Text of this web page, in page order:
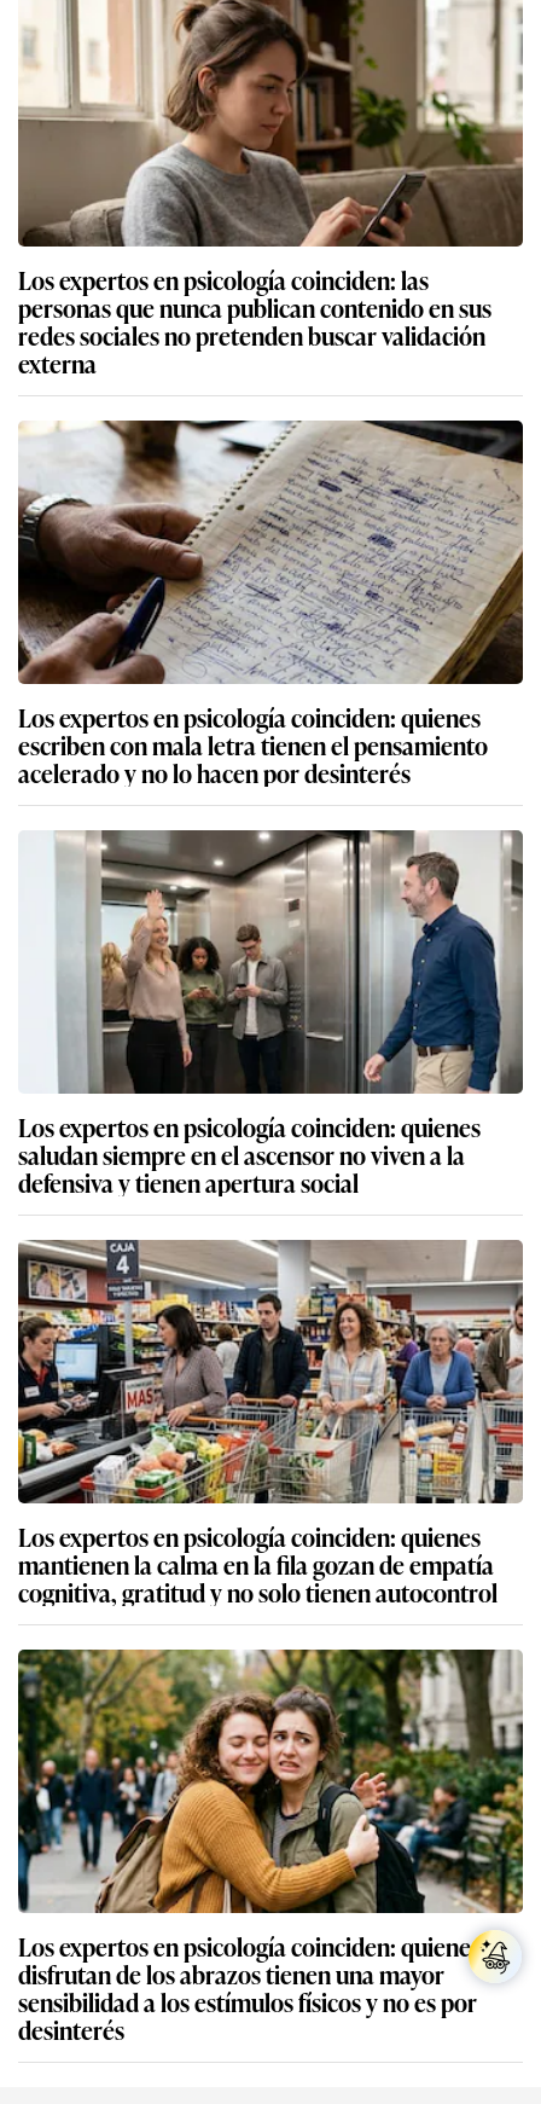
Los expertos en psicología coinciden: las
personas que nunca publican contenido en sus
redes sociales no pretenden buscar validación
externa
Los expertos en psicología coinciden: quienes
escriben con mala letra tienen el pensamiento
acelerado y no lo hacen por desinterés
Los expertos en psicología coinciden: quienes
saludan siempre en el ascensor no viven a la
defensiva y tienen apertura social
Los expertos en psicología coinciden: quienes
mantienen la calma en la fila gozan de empatía
cognitiva, gratitud y no solo tienen autocontrol
Los expertos en psicología coinciden: quienes no
disfrutan de los abrazos tienen una mayor
sensibilidad a los estímulos físicos y no es por
desinterés